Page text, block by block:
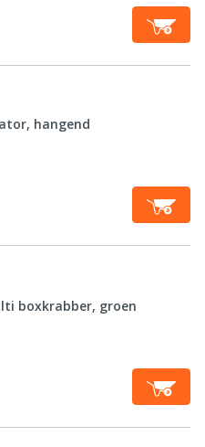
hangend
boxkrabber, groen